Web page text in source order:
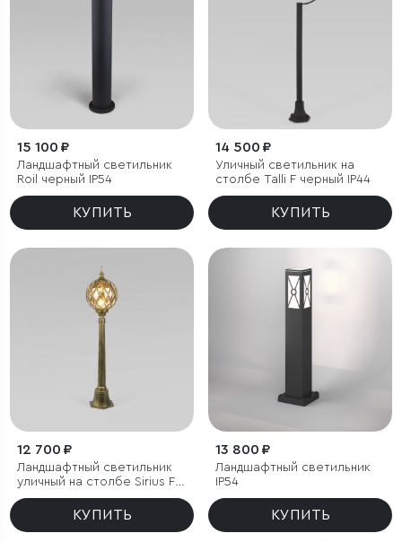
15 100 ₽
Ландшафтный светильник
Roil черный IP54
КУПИТЬ
14 500 ₽
Уличный светильник на
столбе Talli F черный IP44
КУПИТЬ
12 700 ₽
Ландшафтный светильник
уличный на столбе Sirius F
черное золото IP44
КУПИТЬ
13 800 ₽
Ландшафтный светильник
IP54
КУПИТЬ